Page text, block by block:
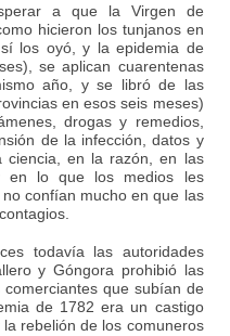
a que la Virgen de
hicieron los tunjanos en
los oyó, y la epidemia de
se aplican cuarentenas
año, y se libró de las
en esos seis meses)
drogas y remedios,
de la infección, datos y
ciencia, en la razón, en las
en lo que los medios les
confían mucho en que las
todavía las autoridades
y Góngora prohibió las
que subían de
de 1782 era un castigo
rebelión de los comuneros